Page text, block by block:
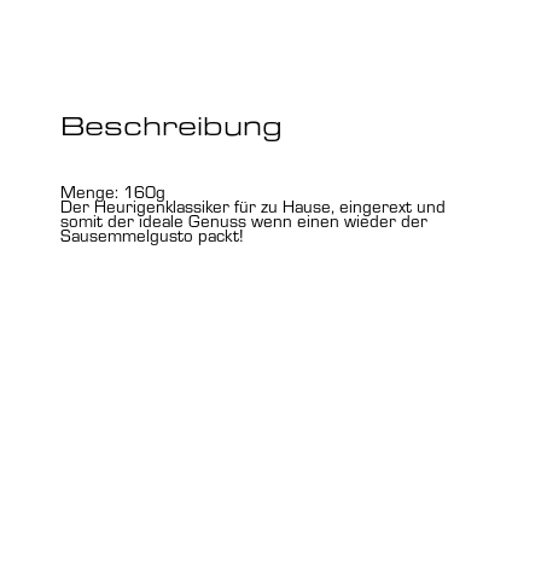
Beschreibung
Menge: 160g
Der Heurigenklassiker für zu Hause, eingerext und
somit der ideale Genuss wenn einen wieder der
Sausemmelgusto packt!